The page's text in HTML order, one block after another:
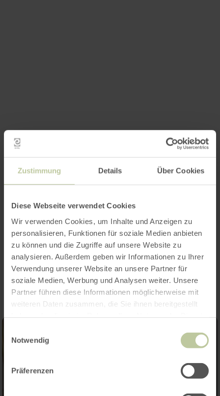
Zustimmung Details Über Cookies
Diese Webseite verwendet Cookies
Wir verwenden Cookies, um Inhalte und Anzeigen zu
personalisieren, Funktionen für soziale Medien anbieten
zu können und die Zugriffe auf unsere Website zu
analysieren. Außerdem geben wir Informationen zu Ihrer
Verwendung unserer Website an unsere Partner für
soziale Medien, Werbung und Analysen weiter. Unsere
Partner führen diese Informationen möglicherweise mit
weiteren Daten zusammen, die Sie ihnen bereitgestellt
Notwendig
Präferenzen
Impressies